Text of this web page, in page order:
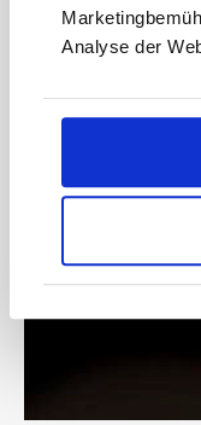
Analyse der
Bitte geben Sie
Mit der